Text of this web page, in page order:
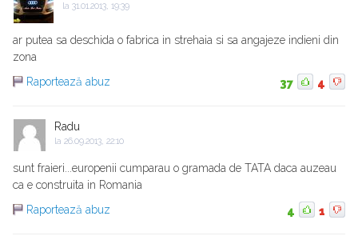
la 31.01.2013, 19:39
ar putea sa deschida o fabrica in strehaia si sa angajeze indieni din
zona
Raportează abuz
37 4
Radu
la 26.09.2013, 22:10
sunt fraieri...europenii cumparau o gramada de TATA daca auzeau
ca e construita in Romania
Raportează abuz
4 1